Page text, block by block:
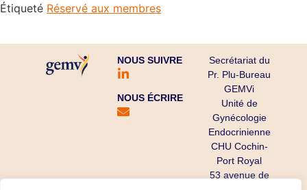
Étiqueté Réservé aux membres
NOUS SUIVRE
NOUS ÉCRIRE
Secrétariat du
Pr. Plu-Bureau
GEMVi
Unité de
Gynécologie
Endocrinienne
CHU Cochin-
Port Royal
53 avenue de